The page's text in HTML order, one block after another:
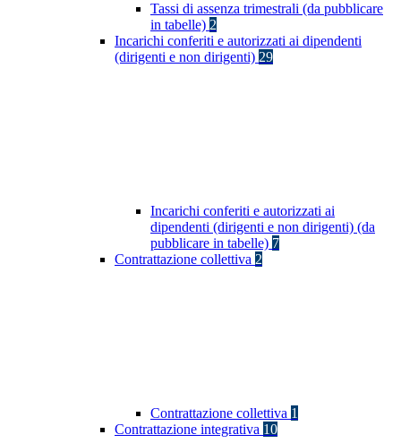
Tassi di assenza trimestrali (da pubblicare
in tabelle) 2
Incarichi conferiti e autorizzati ai dipendenti
(dirigenti e non dirigenti) 29
Incarichi conferiti e autorizzati ai
dipendenti (dirigenti e non dirigenti) (da
pubblicare in tabelle) 7
Contrattazione collettiva 2
Contrattazione collettiva 1
Contrattazione integrativa 10